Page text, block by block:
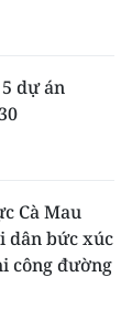
dự án
Cà Mau
dân bức xúc
công đường